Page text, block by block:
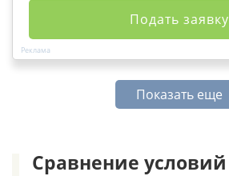
Подать заявку
Показать еще
Сравнение условий